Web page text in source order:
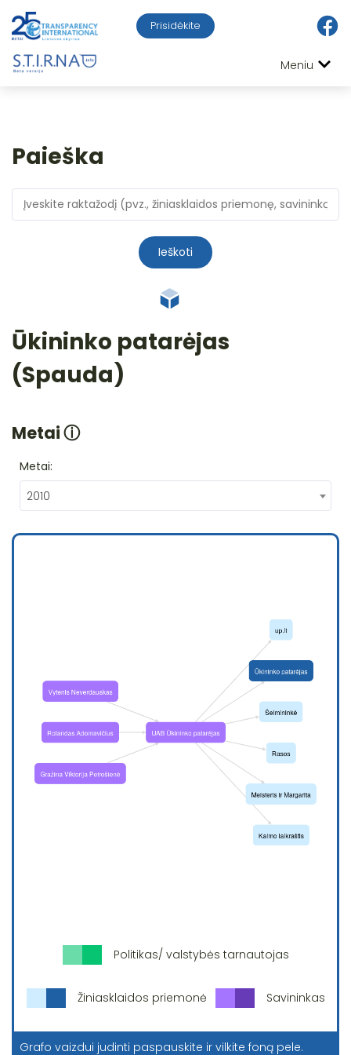
Prisidėkite
Meniu
Paieška
Ieškoti
Ūkininko patarėjas
(Spauda)
Metaiⓘ
Metai:
2010
Politikas/ valstybės tarnautojas
Žiniasklaidos priemonė Savininkas
Grafo vaizdui judinti paspauskite ir vilkite foną pele.